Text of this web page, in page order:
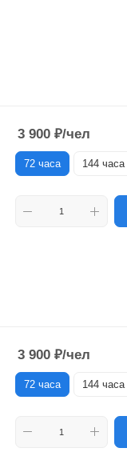
3 900 ₽/чел
72 часа 144 часа
3 900 ₽/чел
72 часа 144 часа